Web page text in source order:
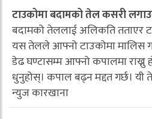
टाउकोमा बदामको तेल कसरी
बदामको तेललाई अलिकति तताएर
यस तेलले आफ्नो टाउकोमा मालिस
डेढ घण्टासम्म आफ्नो कपालमा
धुनुहोस्। कपाल बढ्न मद्दत गर्छ।
न्युज कारखाना